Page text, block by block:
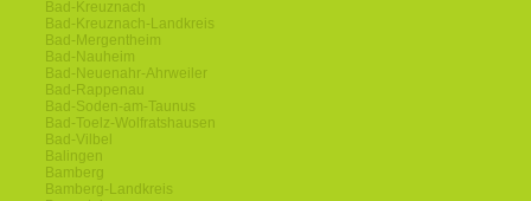
Bad-Kreuznach
Bad-Kreuznach-Landkreis
Bad-Mergentheim
Bad-Nauheim
Bad-Neuenahr-Ahrweiler
Bad-Rappenau
Bad-Soden-am-Taunus
Bad-Toelz-Wolfratshausen
Bad-Vilbel
Balingen
Bamberg
Bamberg-Landkreis